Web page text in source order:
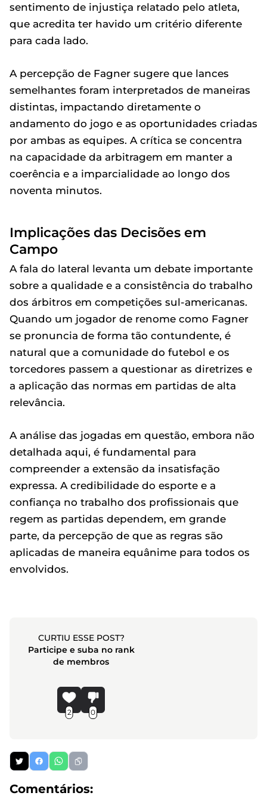
sentimento de injustiça relatado pelo atleta,
que acredita ter havido um critério diferente
para cada lado.
A percepção de Fagner sugere que lances
semelhantes foram interpretados de maneiras
distintas, impactando diretamente o
andamento do jogo e as oportunidades criadas
por ambas as equipes. A crítica se concentra
na capacidade da arbitragem em manter a
coerência e a imparcialidade ao longo dos
noventa minutos.
Implicações das Decisões em
Campo
A fala do lateral levanta um debate importante
sobre a qualidade e a consistência do trabalho
dos árbitros em competições sul-americanas.
Quando um jogador de renome como Fagner
se pronuncia de forma tão contundente, é
natural que a comunidade do futebol e os
torcedores passem a questionar as diretrizes e
a aplicação das normas em partidas de alta
relevância.
A análise das jogadas em questão, embora não
detalhada aqui, é fundamental para
compreender a extensão da insatisfação
expressa. A credibilidade do esporte e a
confiança no trabalho dos profissionais que
regem as partidas dependem, em grande
parte, da percepção de que as regras são
aplicadas de maneira equânime para todos os
envolvidos.
CURTIU ESSE POST?
Participe e suba no rank
de membros
2 0
Comentários: